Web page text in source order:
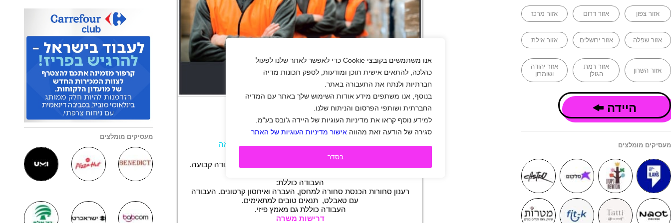
אנו משתמשים בקובצי Cookie כדי לאפשר לאתר שלנו לפעול
כהלכה, להתאים אישית תוכן ומודעות, לספק תכונות מדיה
חברתיות ולנתח את התעבורה באתר.
בנוסף, אנו משתפים מידע אודות השימוש שלך באתר עם המדיה
החברתית ושותפי הפרסום והניתוח שלנו.
למידע נוסף קראו את מדיניות העוגיות של היידה ג'ובס בע"מ.
סגירה של הודעה זאת מהווה אישור מדיניות העוגיות של האתר
בסדר
אזור צפון אזור דרום אזור מרכז
אזור שפלה אזור ירושלים אזור אילת
אזור השרון
אזור רמת
הגולן
אזור יהודה
ושומרון
היידה
מעסיקים מומלצים
+
מחסנאי/ת
אזור שפלה|גיל 22 ומעלה |מחסנאים|משרה מלאה
למחסן מתנות ביבנה, דרושים/ות עובדי/ות מחסן חרוצים לעבודה קבועה.
העבודה כוללת:
רענון סחורות הכנסת סחורה למחסן, העברה ואיחסון קרטונים. העבודה
עם טאבלט, תנאים טובים למתאימים.
העבודה כוללת גם מאמץ פיזי.
דרישות משרה
מעסיקים מומלצים